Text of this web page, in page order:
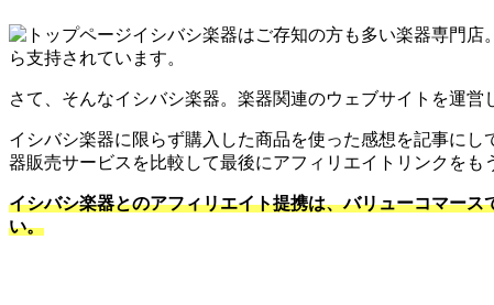
イシバシ楽器はご存知の方も多い楽器専門
ら支持されています。
さて、そんなイシバシ楽器。楽器関連のウェブサイトを運
イシバシ楽器に限らず購入した商品を使った感想を記事に
器販売サービスを比較して最後にアフィリエイトリンクをも
イシバシ楽器とのアフィリエイト提携は、バリューコマー
い。